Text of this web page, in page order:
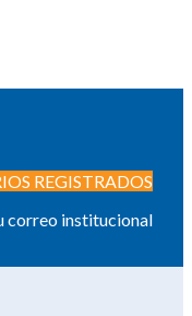
REGISTRADOS
correo institucional